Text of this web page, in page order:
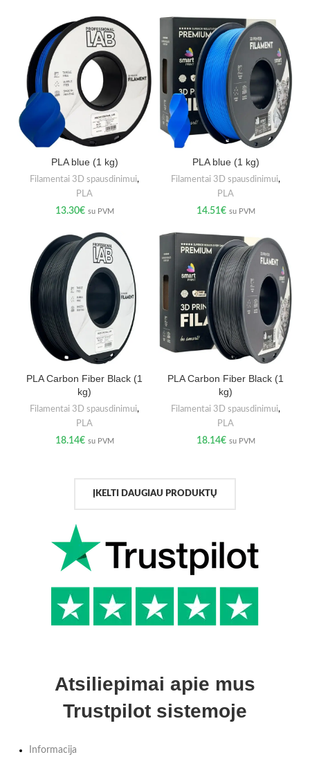
PLA blue (1 kg)
Filamentai 3D spausdinimui,
PLA
13.30€ su PVM
PLA blue (1 kg)
Filamentai 3D spausdinimui,
PLA
14.51€ su PVM
PLA Carbon Fiber Black (1
kg)
Filamentai 3D spausdinimui,
PLA
18.14€ su PVM
PLA Carbon Fiber Black (1
kg)
Filamentai 3D spausdinimui,
PLA
18.14€ su PVM
ĮKELTI DAUGIAU PRODUKTŲ
Atsiliepimai apie mus
Trustpilot sistemoje
Informacija